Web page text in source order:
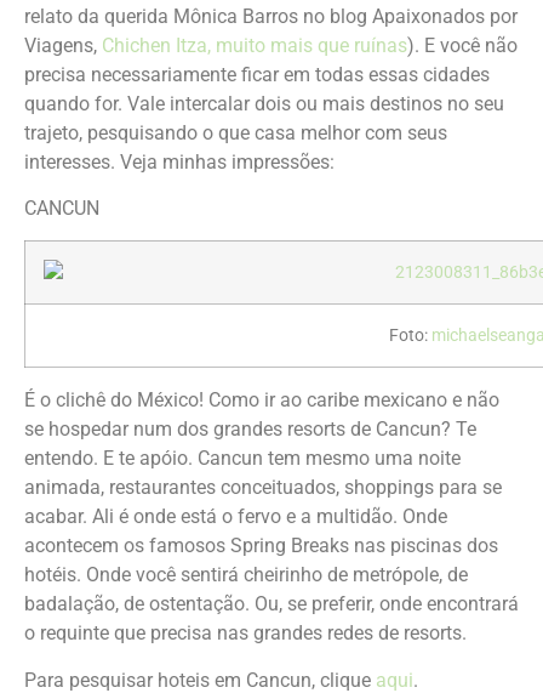
relato da querida Mônica Barros no blog Apaixonados por
Viagens, Chichen Itza, muito mais que ruínas). E você não
precisa necessariamente ficar em todas essas cidades
quando for. Vale intercalar dois ou mais destinos no seu
trajeto, pesquisando o que casa melhor com seus
interesses. Veja minhas impressões:
CANCUN
Foto:
É o clichê do México! Como ir ao caribe mexicano e não
se hospedar num dos grandes resorts de Cancun? Te
entendo. E te apóio. Cancun tem mesmo uma noite
animada, restaurantes conceituados, shoppings para se
acabar. Ali é onde está o fervo e a multidão. Onde
acontecem os famosos Spring Breaks nas piscinas dos
hotéis. Onde você sentirá cheirinho de metrópole, de
badalação, de ostentação. Ou, se preferir, onde encontrará
o requinte que precisa nas grandes redes de resorts.
Para pesquisar hoteis em Cancun, clique aqui.